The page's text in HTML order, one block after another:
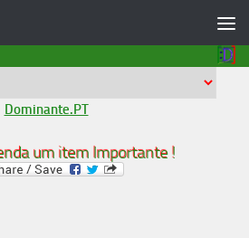
Dominante.PT
um item Importante !